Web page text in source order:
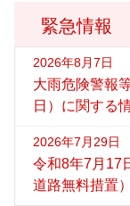
緊急情報
2026年8月7日
大雨危険警報
日）に関する
2026年7月29日
令和8年7月17
道路無料措置）